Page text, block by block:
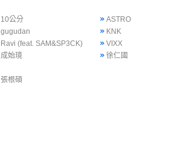
10公分 ASTRO
gugudan
KNK
Ravi (feat. SAM&SP3CK)
VIXX
成始璄
徐仁國
張根碩